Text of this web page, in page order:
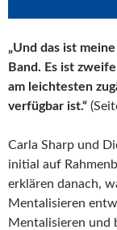
„Und das ist
Band. Es ist
am leichtesten
verfügbar ist.“
Carla Sharp und
initial auf
erklären danach,
Mentalisieren
Mentalisieren und